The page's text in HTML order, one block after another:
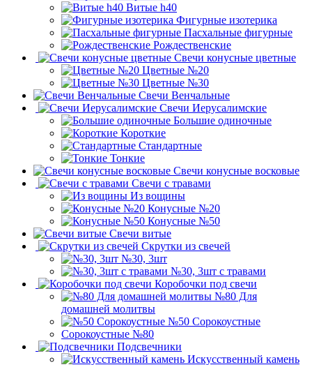
Витые h40
Фигурные изотерика
Пасхальные фигурные
Рождественские
Свечи конусные цветные
Цветные №20
Цветные №30
Свечи Венчальные
Свечи Иерусалимские
Большие одиночные
Короткие
Стандартные
Тонкие
Свечи конусные восковые
Свечи с травами
Из вощины
Конусные №20
Конусные №50
Свечи витые
Скрутки из свечей
№30, 3шт
№30, 3шт с травами
Коробочки под свечи
№80 Для
домашней молитвы
№50 Сорокоустные
Сорокоустные №80
Подсвечники
Искусственный камень